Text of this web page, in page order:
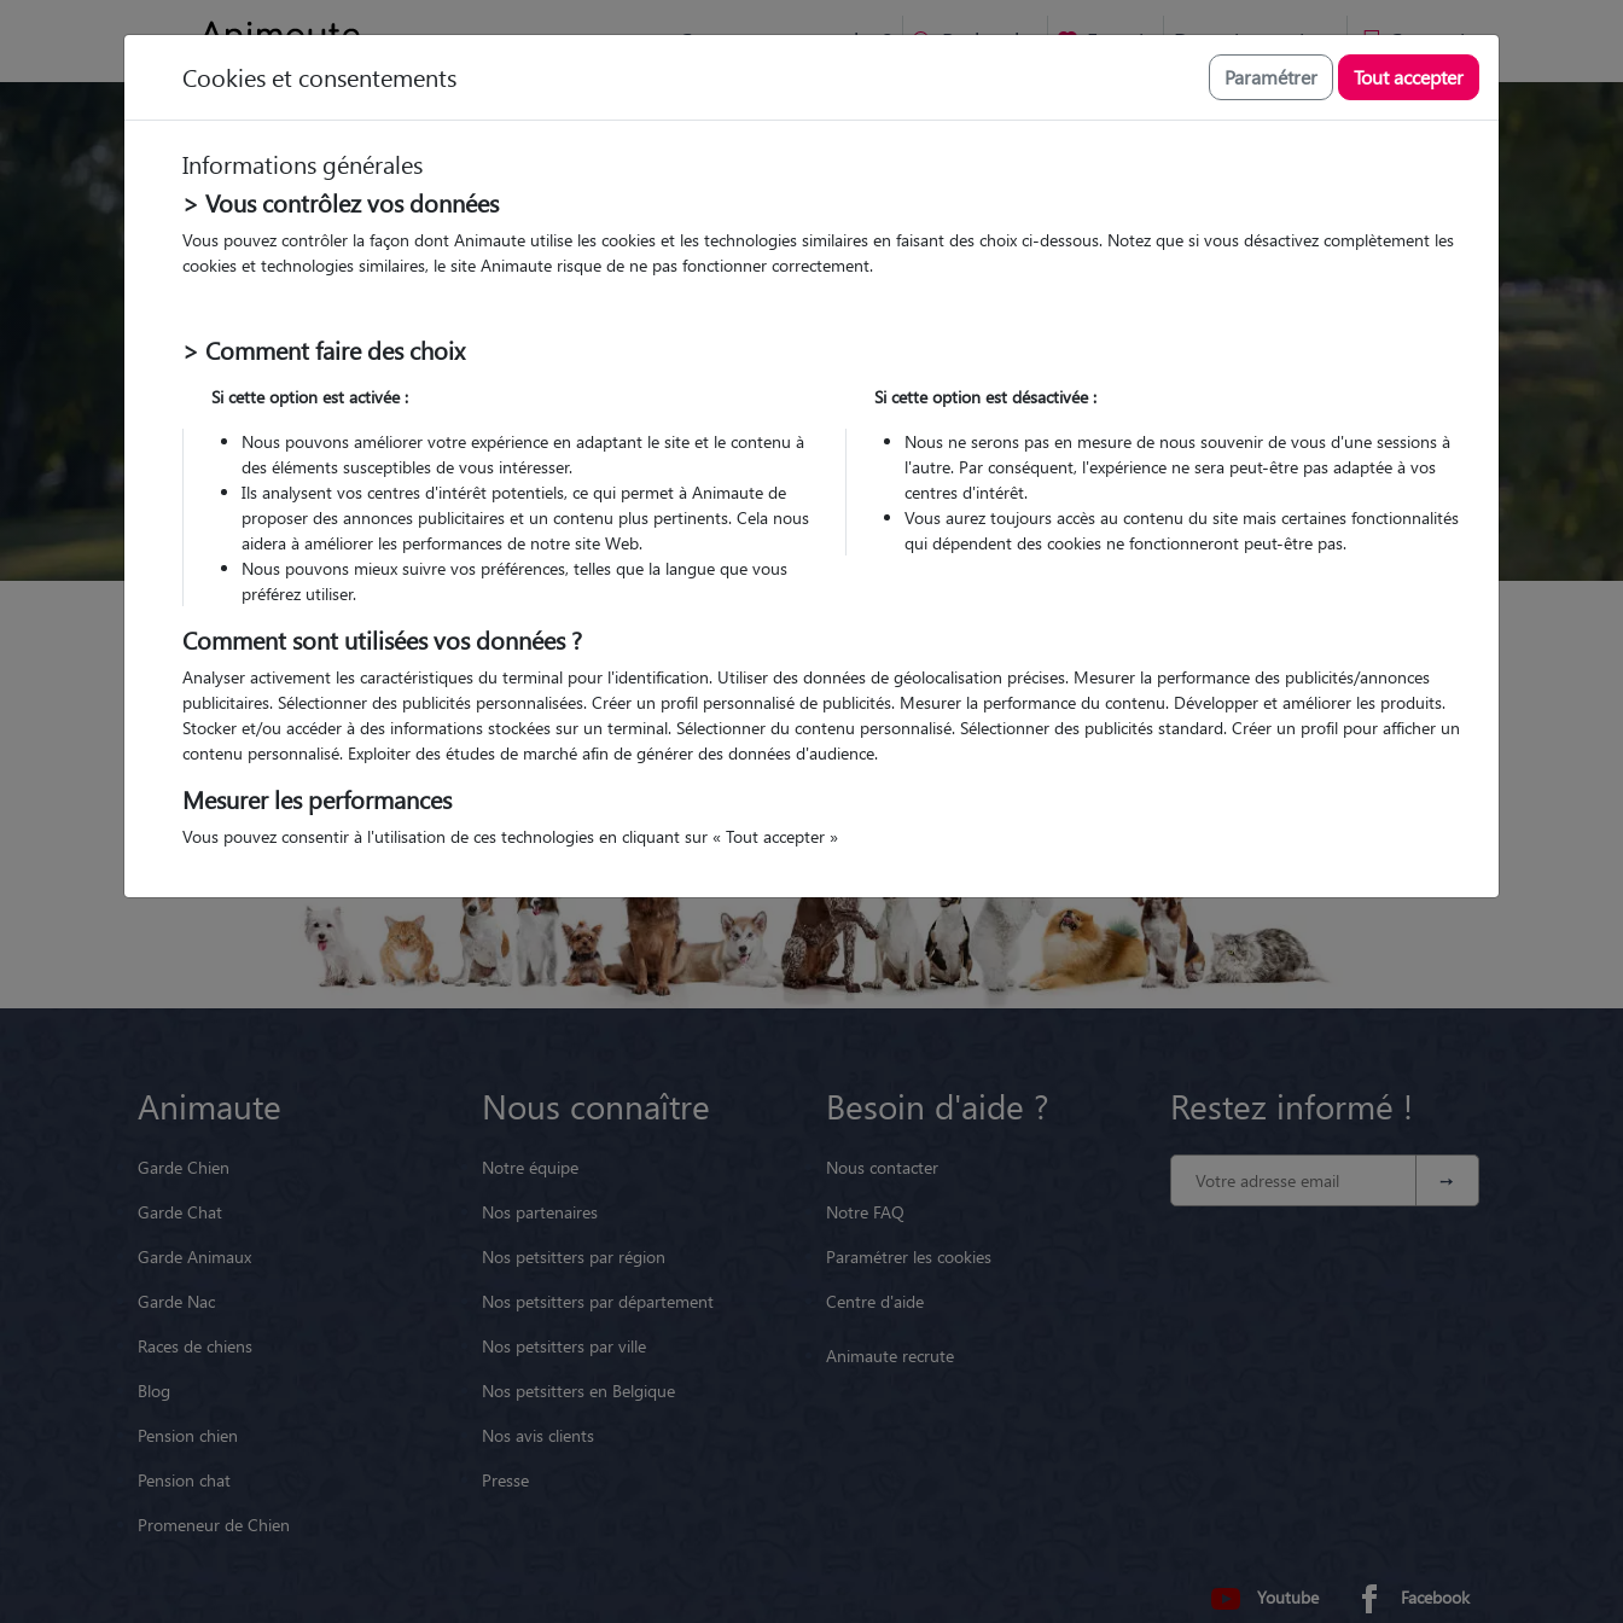
Comment ça marche ? Recherche Favoris Devenir pet sitter Connexion
Trouvez votre gardien idéal !
Parmi nospet sitters vérifiés chez le Pet Sitter
chez le Pet Sitter Visites
Visites
Pour quel animal ?
Trouver mon Pet Sitter
Garde animaux France Provence Alpes Côte d'Azur
Pas encore de petsitters disponibles
Toutes nos petsitters à Jouques
Tous les promeneurs de chiens à Jouques Tous les cat sitters à Jouques Tous les dog sitters à Jouques
Animaute
Garde Chien
Garde Chat
Garde Animaux
Garde Nac
Races de chiens
Blog
Pension chien
Pension chat
Promeneur de Chien
Nous connaître
Notre équipe
Nos partenaires
Nos petsitters par région
Nos petsitters par département
Nos petsitters par ville
Nos petsitters en Belgique
Nos avis clients
Presse
Besoin d'aide ?
Nous contacter
Notre FAQ
Paramétrer les cookies
Centre d'aide
Animaute recrute
Restez informé !
Youtube Facebook
Cookies et consentements Paramétrer Tout accepter
Informations générales
> Vous contrôlez vos données
Vous pouvez contrôler la façon dont Animaute utilise les cookies et les technologies similaires en faisant des choix ci-dessous. Notez que si vous désactivez complètement les
cookies et technologies similaires, le site Animaute risque de ne pas fonctionner correctement.
> Comment faire des choix
Si cette option est activée :
Nous pouvons améliorer votre expérience en adaptant le site et le contenu à
des éléments susceptibles de vous intéresser.
Ils analysent vos centres d'intérêt potentiels, ce qui permet à Animaute de
proposer des annonces publicitaires et un contenu plus pertinents. Cela nous
aidera à améliorer les performances de notre site Web.
Nous pouvons mieux suivre vos préférences, telles que la langue que vous
préférez utiliser.
Si cette option est désactivée :
Nous ne serons pas en mesure de nous souvenir de vous d'une sessions à
l'autre. Par conséquent, l'expérience ne sera peut-être pas adaptée à vos
centres d'intérêt.
Vous aurez toujours accès au contenu du site mais certaines fonctionnalités
qui dépendent des cookies ne fonctionneront peut-être pas.
Comment sont utilisées vos données ?
Analyser activement les caractéristiques du terminal pour l'identification. Utiliser des données de géolocalisation précises. Mesurer la performance des publicités/annonces
publicitaires. Sélectionner des publicités personnalisées. Créer un profil personnalisé de publicités. Mesurer la performance du contenu. Développer et améliorer les produits.
Stocker et/ou accéder à des informations stockées sur un terminal. Sélectionner du contenu personnalisé. Sélectionner des publicités standard. Créer un profil pour afficher un
contenu personnalisé. Exploiter des études de marché afin de générer des données d'audience.
Mesurer les performances
Vous pouvez consentir à l'utilisation de ces technologies en cliquant sur « Tout accepter »